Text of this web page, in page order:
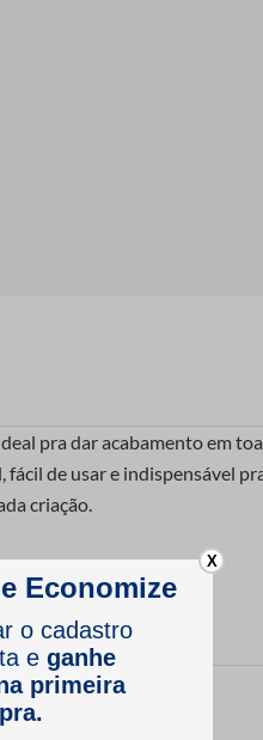
pra dar acabamento em
de usar e indispensável
criação.
X